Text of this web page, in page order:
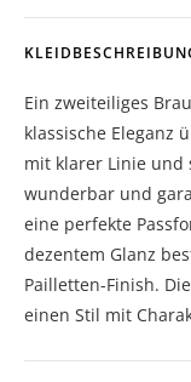
Ein zweiteiliges
klassische Eleganz
mit klarer Linie und
wunderbar und
eine perfekte
dezentem Glanz
Pailletten-Finish.
einen Stil mit